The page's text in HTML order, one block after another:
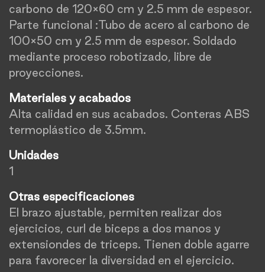
carbono de 120×60 cm y 2.5 mm de espesor.
Parte funcional :Tubo de acero al carbono de
100×50 cm y 2.5 mm de espesor. Soldado
mediante proceso robotizado, libre de
proyecciones.
Materiales y acabados
Alta calidad en sus acabados. Conteras ABS
termoplástico de 3.5mm.
Unidades
1
Otras especificaciones
El brazo ajustable, permiten realizar dos
ejercicios, curl de biceps a dos manos y
extensiondes de triceps. Tienen doble agarre
para favorecer la diversidad en el ejercicio.